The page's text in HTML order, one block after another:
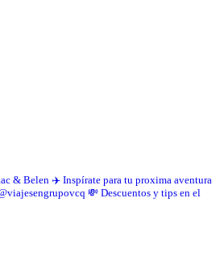
& Belen ✈️ Inspírate para tu proxima aventura
💸 Descuentos y tips en el